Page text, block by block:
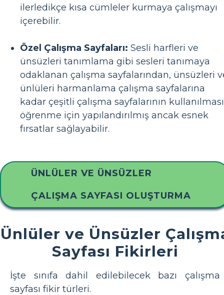
ilerledikçe kısa cümleler kurmaya çalışmayı
içerebilir.
Özel Çalışma Sayfaları: Sesli harfleri ve
ünsüzleri tanımlama gibi sesleri tanımaya
odaklanan çalışma sayfalarından, ünsüzleri
ünlüleri harmanlama çalışma sayfalarına
kadar çeşitli çalışma sayfalarının
öğrenme için yapılandırılmış ancak esnek
fırsatlar sağlayabilir.
ÜNLÜLER VE ÜNSÜZLER
ÇALIŞMA SAYFASI OLUŞTURMA
Ünlüler ve Ünsüzler
Sayfası Fikirleri
İşte sınıfa dahil edilebilecek bazı çalışma
sayfası fikir türleri.